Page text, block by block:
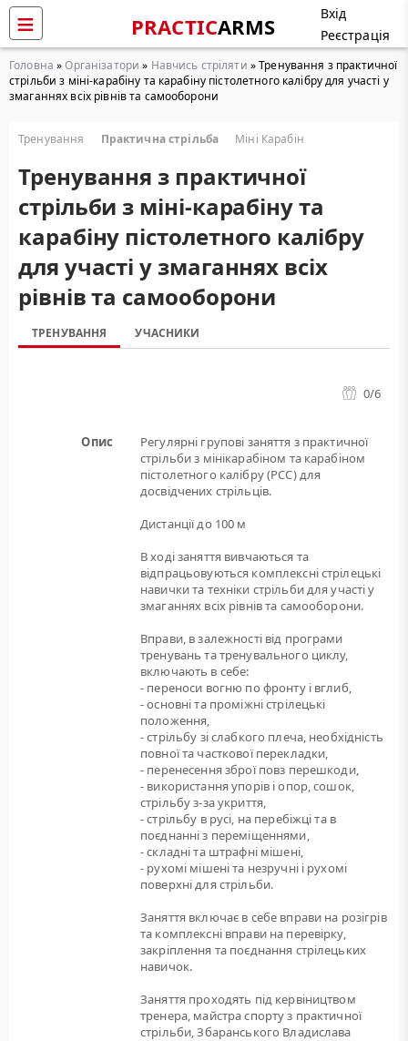
PRACTICARMS
Вхід
Реєстрація
Головна »Організатори » Навчись стріляти » Тренування з практичної
стрільби з міні-карабіну та карабіну пістолетного калібру для участі у
змаганнях всіх рівнів та самооборони
Тренування Практична стрільба Міні Карабін
Тренування з практичної
стрільби з міні-карабіну та
карабіну пістолетного калібру
для участі у змаганнях всіх
рівнів та самооборони
ТРЕНУВАННЯ УЧАСНИКИ
0/6
Опис
Регулярні групові заняття з практичної
стрільби з мінікарабіном та карабіном
пістолетного калібру (РСС) для
досвідчених стрільців.
Дистанції до 100 м
В ході заняття вивчаються та
відпрацьовуються комплексні стрілецькі
навички та техніки стрільби для участі у
змаганнях всіх рівнів та самооборони.
Вправи, в залежності від програми
тренувань та тренувального циклу,
включають в себе:
- переноси вогню по фронту і вглиб,
- основні та проміжні стрілецькі
положення,
- стрільбу зі слабкого плеча, необхідність
повної та часткової перекладки,
- перенесення зброї повз перешкоди,
- використання упорів і опор, сошок,
стрільбу з-за укриття,
- стрільбу в русі, на перебіжці та в
поєднанні з переміщеннями,
- складні та штрафні мішені,
- рухомі мішені та незручні і рухомі
поверхні для стрільби.
Заняття включає в себе вправи на розігрів
та комплексні вправи на перевірку,
закріплення та поєднання стрілецьких
навичок.
Заняття проходять під кервіництвом
тренера, майстра спорту з практичної
стрільби, Збаранського Владислава